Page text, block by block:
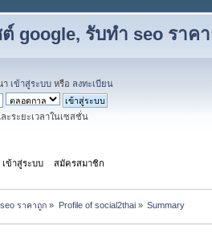
google, รับทำ seo ราค
า เข้าสู่ระบบ หรือ ลงทะเบียน
ะระยะเวลาในเซสชั่น
เข้าสู่ระบบ สมัครสมาชิก
ราคาถูก » Profile of social2thai» Summary